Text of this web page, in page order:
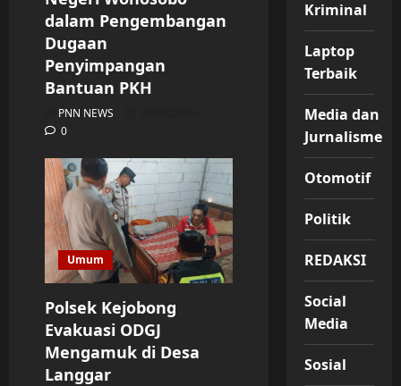
dalam Pengembangan
Dugaan
Penyimpangan
Bantuan PKH
PNN NEWS
0
Umum
Polsek Kejobong
Evakuasi ODGJ
Mengamuk di Desa
Langgar
Kriminal
Laptop
Terbaik
Media dan
Jurnalisme
Otomotif
Politik
REDAKSI
Social
Media
Sosial